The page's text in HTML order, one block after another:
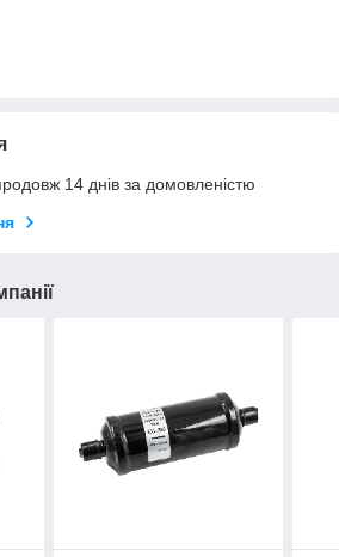
14 днів за домовленістю